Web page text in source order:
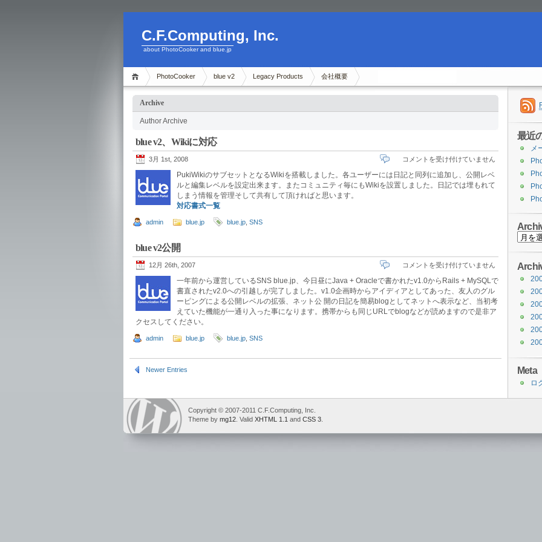
C.F.Computing, Inc.
about PhotoCooker and blue.jp
PhotoCooker blue v2 Legacy Products 会社概要
Archive
Author Archive
blue v2、Wikiに対応
3月 1st, 2008
blue
Wiki
に
コメントを受け付けていません
PukiWikiのサブセットとなるWikiを搭載しました。各ユーザーには日記と同列に追加し、公開レベ
ルと編集レベルを設定出来ます。またコミュニティ毎にもWikiを設置しました。日記では埋もれて
しまう情報を管理そして共有して頂ければと思います。
対応書式一覧
admin blue.jp blue.jp SNS
blue v2公開
12月 26th, 2007
blue
公
開
は
コメントを受け付けていません
一年前から運営しているSNS blue.jp、今日昼にJava + Oracleで書かれたv1.0からRails + MySQLで
書直されたv2.0への引越しが完了しました。v1.0企画時からアイディアとしてあった、友人のグル
ーピングによる公開レベルの拡張、ネット公 開の日記を簡易blogとしてネットへ表示など、当初考
えていた機能が一通り入った事になります。携帯からも同じURLでblogなどが読めますので是非ア
クセスしてください。
admin blue.jp blue.jp SNS
Newer Entries
最近
メ
Archives
Meta
ロ
Copyright © 2007-2011 C.F.Computing, Inc.
Theme by mg12 . Valid XHTML 1.1 and CSS 3